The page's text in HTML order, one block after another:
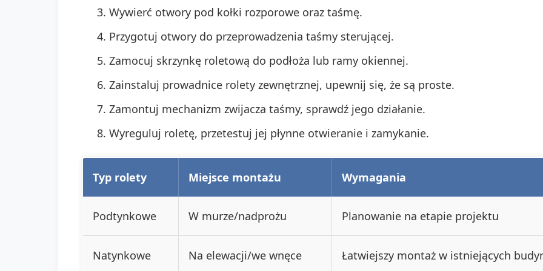
Wywierć otwory pod kołki rozporowe oraz taśmę.
Przygotuj otwory do przeprowadzenia taśmy sterującej.
Zamocuj skrzynkę roletową do podłoża lub ramy okiennej.
Zainstaluj prowadnice rolety zewnętrznej, upewnij się, że są proste.
Zamontuj mechanizm zwijacza taśmy, sprawdź jego działanie.
Wyreguluj roletę, przetestuj jej płynne otwieranie i zamykanie.
Typ rolety Miejsce montażu Wymagania
Podtynkowe W murze/nadprożu Planowanie na etapie projektu
Natynkowe Na elewacji/we wnęce Łatwiejszy montaż w istniejących